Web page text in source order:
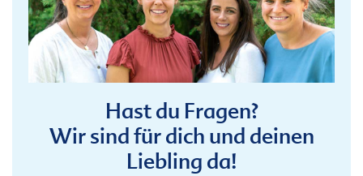
Hast du Fragen?
Wir sind für dich und deinen
Liebling da!